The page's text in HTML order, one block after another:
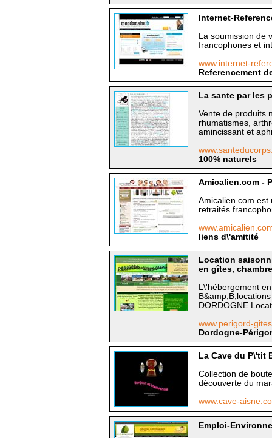
Internet-
La soumission de
francophones et
www.internet-
Referencement
La sante par les
Vente de produits
rhumatismes,
amincissant et
100% naturels
Amicalien.com -
Amicalien.com
retraités
liens d\'amitité
Location
en gîtes,
L\'hébergement
DORDOGNE
www.perigord-
Dordogne-
La Cave du P\'tit
Collection de
découverte du
www.cave-
Emploi-